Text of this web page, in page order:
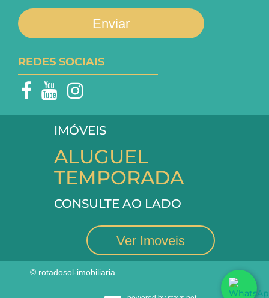
Enviar
REDES SOCIAIS
IMÓVEIS
ALUGUEL
TEMPORADA
CONSULTE AO LADO
Ver Imoveis
© rotadosol-imobiliaria